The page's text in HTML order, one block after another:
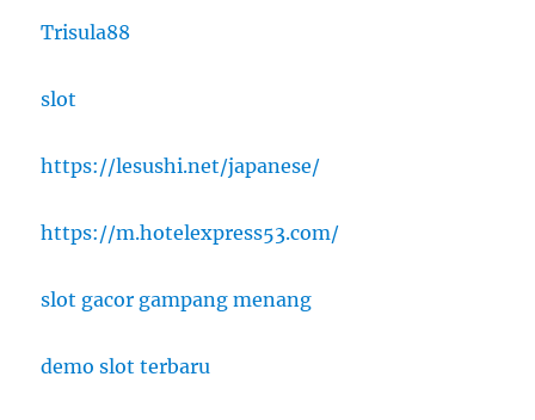
Trisula88
slot
https://lesushi.net/japanese/
https://m.hotelexpress53.com/
slot gacor gampang menang
demo slot terbaru